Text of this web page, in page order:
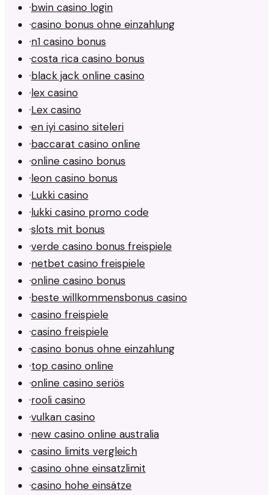
·bwin casino login
·casino bonus ohne einzahlung
·n1 casino bonus
·costa rica casino bonus
·black jack online casino
·lex casino
·Lex casino
·en iyi casino siteleri
·baccarat casino online
·online casino bonus
·leon casino bonus
·Lukki casino
·lukki casino promo code
·slots mit bonus
·verde casino bonus freispiele
·netbet casino freispiele
·online casino bonus
·beste willkommensbonus casino
·casino freispiele
·casino freispiele
·casino bonus ohne einzahlung
·top casino online
·online casino seriös
·rooli casino
·vulkan casino
·new casino online australia
·casino limits vergleich
·casino ohne einsatzlimit
·casino hohe einsätze